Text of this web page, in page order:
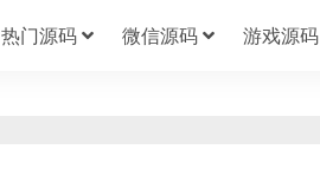
热门源码 微信源码 游戏源码